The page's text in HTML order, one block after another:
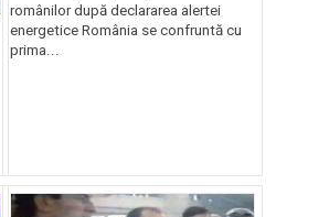
românilor după declararea alertei
energetice România se confruntă cu
prima...